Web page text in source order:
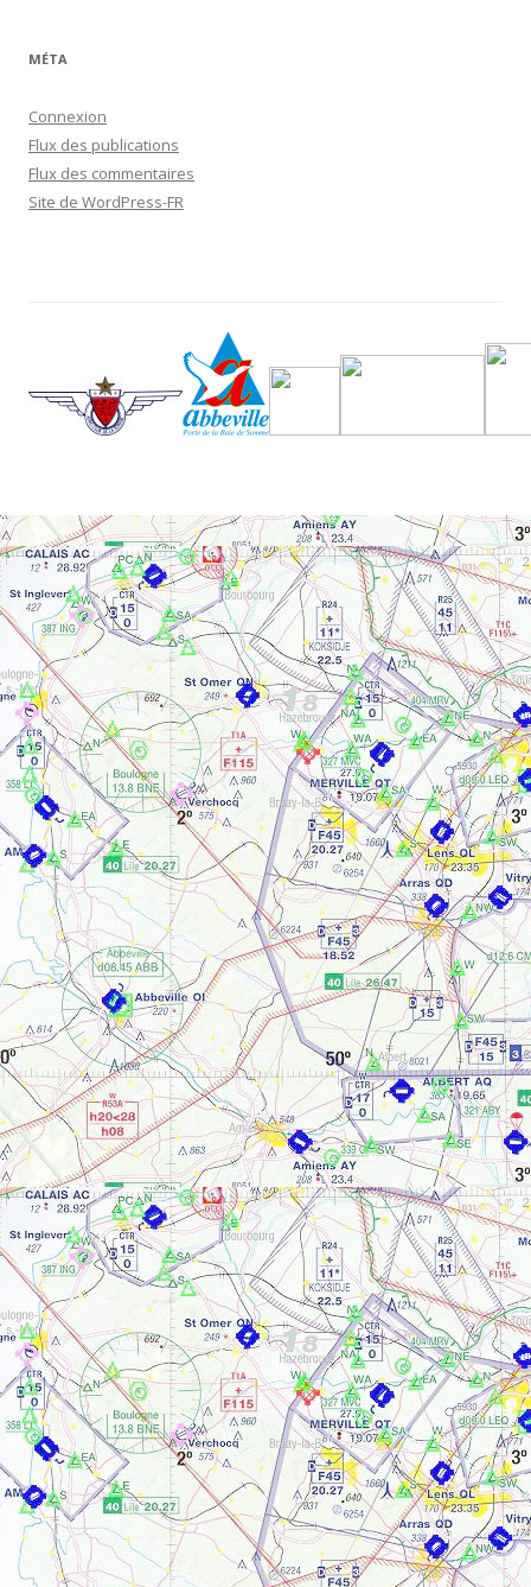
MÉTA
Connexion
Flux des publications
Flux des commentaires
Site de WordPress-FR